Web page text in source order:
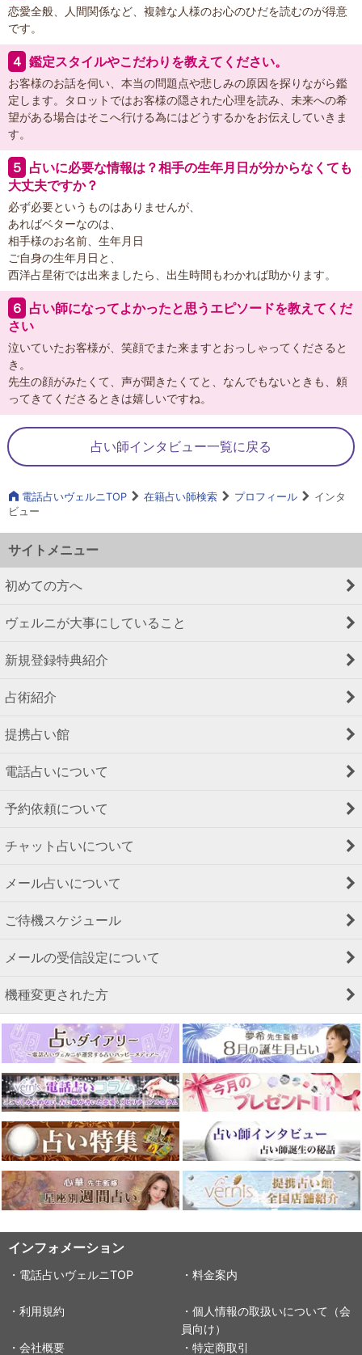
恋愛全般、人間関係など、複雑な人様のお心のひだを読むのが得意
です。
４ 鑑定スタイルやこだわりを教えてください。
お客様のお話を伺い、本当の問題点や悲しみの原因を探りながら鑑
定します。タロットではお客様の隠された心理を読み、未来への希
望がある場合はそこへ行ける為にはどうするかをお伝えしていきま
す。
５ 占いに必要な情報は？相手の生年月日が分からなくても
大丈夫ですか？
必ず必要というものはありませんが、
あればベターなのは、
相手様のお名前、生年月日
ご自身の生年月日と、
西洋占星術では出来ましたら、出生時間もわかれば助かります。
６ 占い師になってよかったと思うエピソードを教えてくだ
さい
泣いていたお客様が、笑顔でまた来ますとおっしゃってくださると
き。
先生の顔がみたくて、声が聞きたくてと、なんでもないときも、頼
ってきてくださるときは嬉しいですね。
占い師インタビュー一覧に戻る
電話占いヴェルニTOP 在籍占い師検索 プロフィール
インタ
ビュー
サイトメニュー
初めての方へ
ヴェルニが大事にしていること
新規登録特典紹介
占術紹介
提携占い館
電話占いについて
予約依頼について
チャット占いについて
メール占いについて
ご待機スケジュール
メールの受信設定について
機種変更された方
インフォメーション
・電話占いヴェルニTOP ・料金案内
・利用規約
・個人情報の取扱いについて（会
員向け）
・会社概要
・特定商取引